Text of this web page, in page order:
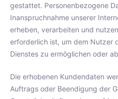
gestattet. Personenbezogene
Inanspruchnahme unserer
erheben, verarbeiten und
erforderlich ist, um dem Nutzer
Dienstes zu ermöglichen oder
Die erhobenen Kundendaten
Auftrags oder Beendigung der